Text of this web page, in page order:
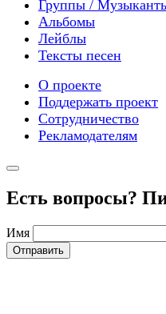
Группы /
Альбомы
Лейблы
Тексты песен
О проекте
Поддержать проект
Сотрудничество
Рекламодателям
Есть вопросы?
Имя